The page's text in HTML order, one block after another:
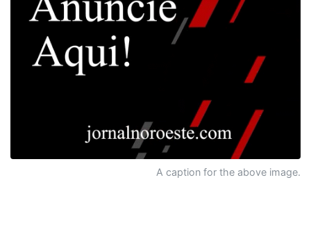
A caption for the above image.